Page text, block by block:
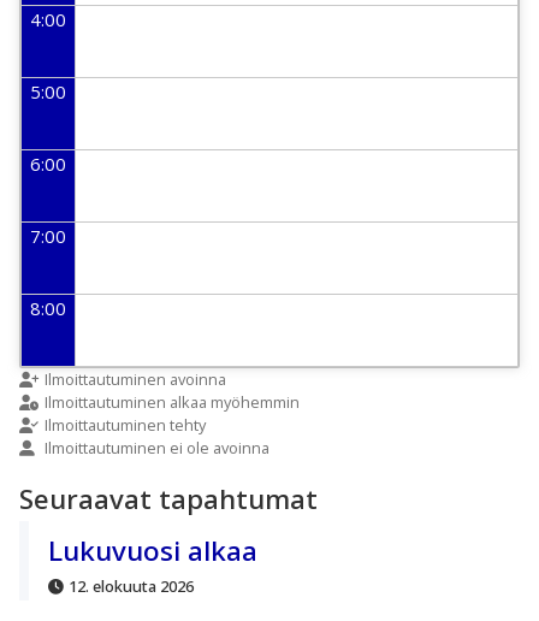
4:00
5:00
6:00
7:00
8:00
9:00
10:00
12:00
Ilmoittautuminen avoinna
Ilmoittautuminen alkaa myöhemmin
Ilmoittautuminen tehty
Ilmoittautuminen ei ole avoinna
Seuraavat tapahtumat
Lukuvuosi alkaa
12. elokuuta 2026